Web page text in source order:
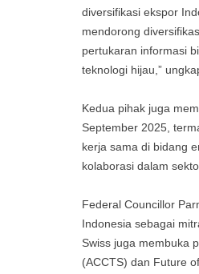
diversifikasi ekspor
mendorong
pertukaran informasi
teknologi hijau,”
Kedua pihak juga
September 2025,
kerja sama di bidang
kolaborasi dalam
Federal Councillor
Indonesia sebagai
Swiss juga membuka
(ACCTS) dan Future